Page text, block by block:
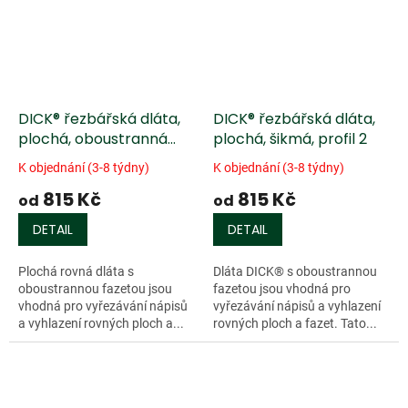
DICK® řezbářská dláta,
plochá, oboustranná
fazeta, profil 1
K objednání (3-8 týdny)
od 815 Kč
DETAIL
Plochá rovná dláta s
oboustrannou fazetou jsou
vhodná pro vyřezávání nápisů
a vyhlazení rovných ploch a...
DICK® řezbářská dláta,
plochá, šikmá, profil 2
K objednání (3-8 týdny)
od 815 Kč
DETAIL
Dláta DICK® s oboustrannou
fazetou jsou vhodná pro
vyřezávání nápisů a vyhlazení
rovných ploch a fazet. Tato...